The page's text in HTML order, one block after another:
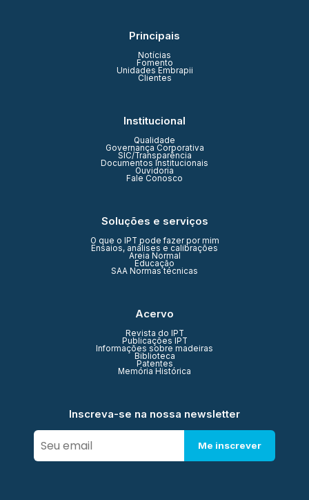
Principais
Notícias
Fomento
Unidades Embrapii
Clientes
Institucional
Qualidade
Governança Corporativa
SIC/Transparência
Documentos Institucionais
Ouvidoria
Fale Conosco
Soluções e serviços
O que o IPT pode fazer por mim
Ensaios, análises e calibrações
Areia Normal
Educação
SAA Normas técnicas
Acervo
Revista do IPT
Publicações IPT
Informações sobre madeiras
Biblioteca
Patentes
Memória Histórica
Inscreva-se na nossa newsletter
Me inscrever